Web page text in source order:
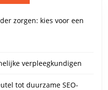
zorgen: kies voor een
verpleegkundigen
tot duurzame SEO-